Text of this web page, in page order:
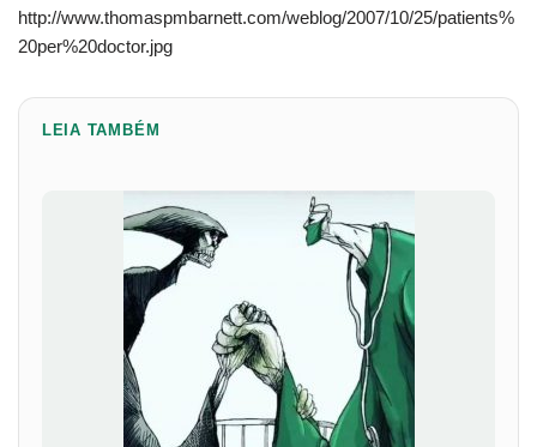
http://www.thomaspmbarnett.com/weblog/2007/10/25/patients%
20per%20doctor.jpg
LEIA TAMBÉM